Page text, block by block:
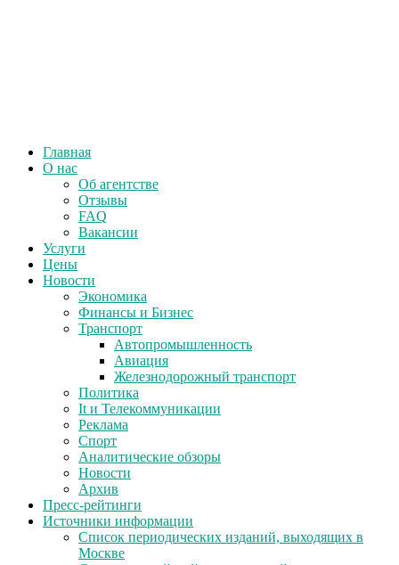
Главная
О нас
Об агентстве
Отзывы
FAQ
Вакансии
Услуги
Цены
Новости
Экономика
Финансы и Бизнес
Транспорт
Автопромышленность
Авиация
Железнодорожный транспорт
Политика
It и Телекоммуникации
Реклама
Спорт
Аналитические обзоры
Новости
Архив
Пресс-рейтинги
Источники информации
Список периодических изданий, выходящих в
Москве